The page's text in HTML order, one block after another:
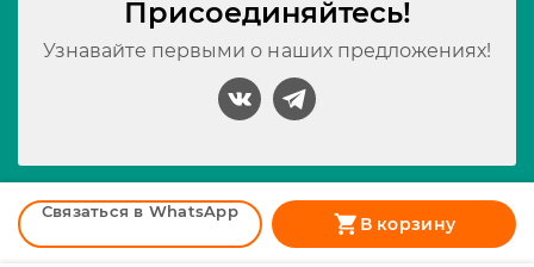
В корзину
Связаться в WhatsApp
Присоединяйтесь!
Узнавайте первыми о наших предложениях!